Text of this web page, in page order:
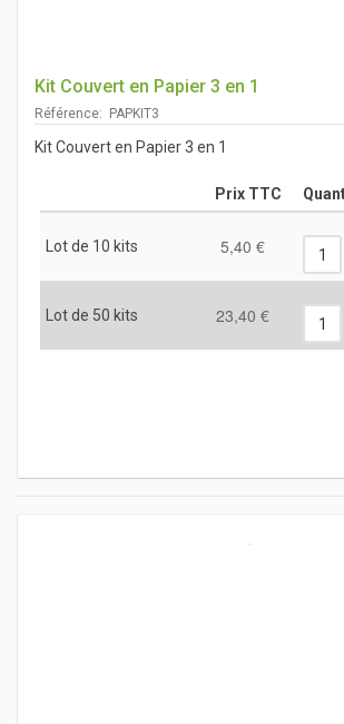
Kit Couvert en Papier 3 en 1
Référence: PAPKIT3
Kit Couvert en Papier 3 en 1
Prix TTC
Lot de 10 kits 5,40 €
Lot de 50 kits 23,40 €